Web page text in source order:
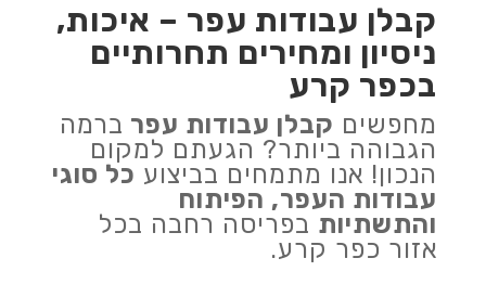
קבלן עבודות עפר – איכות,
ניסיון ומחירים תחרותיים
בכפר קרע
מחפשים קבלן עבודות עפר ברמה
הגבוהה ביותר? הגעתם למקום
הנכון! אנו מתמחים בביצוע כל סוגי
עבודות העפר, הפיתוח
והתשתיות בפריסה רחבה בכל
אזור כפר קרע.